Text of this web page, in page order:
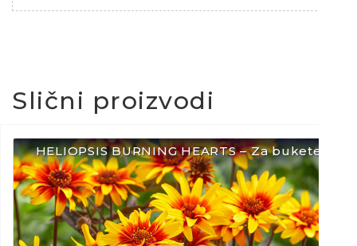
Slični proizvodi
HELIOPSIS BURNING HEARTS – Za bukete